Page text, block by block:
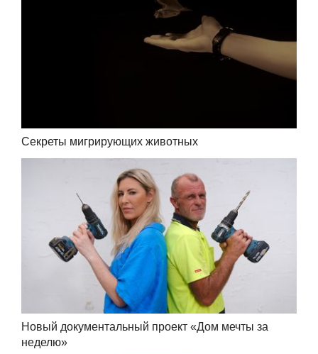
Секреты мигрирующих животных
Новый документальный проект «Дом мечты за
неделю»